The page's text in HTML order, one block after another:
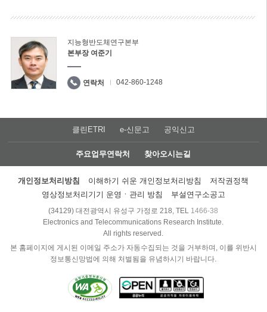
지능형반도체연구본부
본부장 여준기
연락처 042-860-1248
클린ETRI e-신문고 공익신고
주요업무연락처 찾아오시는길
개인정보처리방침 이해하기 쉬운 개인정보처리방침
저작권정책
영상정보처리기기 운영ㆍ관리 방침
부설연구소공고
(34129) 대전광역시 유성구 가정로 218, TEL 1466-38
Electronics and Telecommunications Research Institute.
All rights reserved.
본 홈페이지에 게시된 이메일 주소가 자동수집되는 것을 거부하며, 이를 위반시
정보통신망법에 의해 처벌됨을 유념하시기 바랍니다.